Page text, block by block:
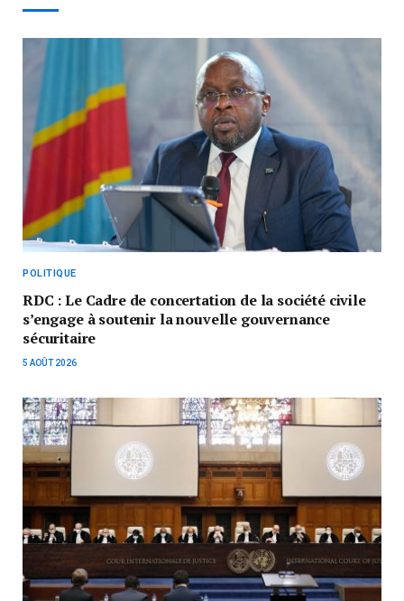
POLITIQUE
RDC : Le Cadre de concertation de la société civile
s’engage à soutenir la nouvelle gouvernance
sécuritaire
5 AOÛT 2026